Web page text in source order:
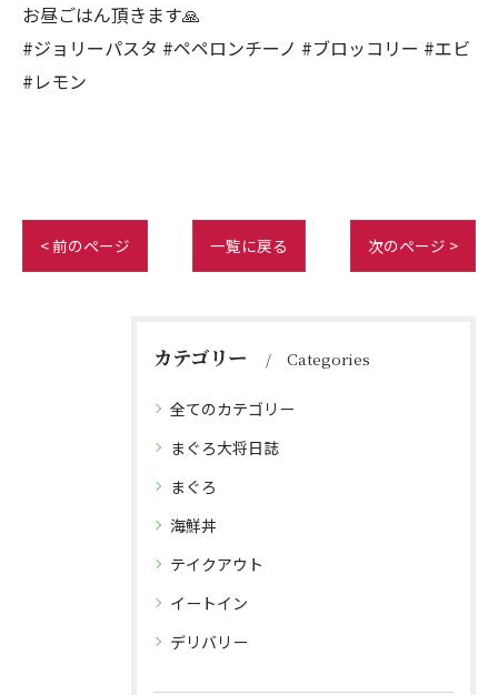
お昼ごはん頂きます🙏
#ジョリーパスタ #ペペロンチーノ #ブロッコリー #エビ
#レモン
< 前のページ 一覧に戻る 次のページ >
カテゴリー Categories
全てのカテゴリー
まぐろ大将日誌
まぐろ
海鮮丼
テイクアウト
イートイン
デリバリー